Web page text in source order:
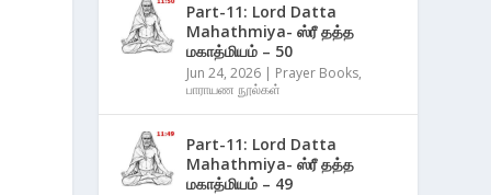
Part-11: Lord Datta
Mahathmiya- ஸ்ரீ தத்த
மகாத்மியம் – 50
Jun 24, 2026 | Prayer Books,
பாராயண நூல்கள்
Part-11: Lord Datta
Mahathmiya- ஸ்ரீ தத்த
மகாத்மியம் – 49